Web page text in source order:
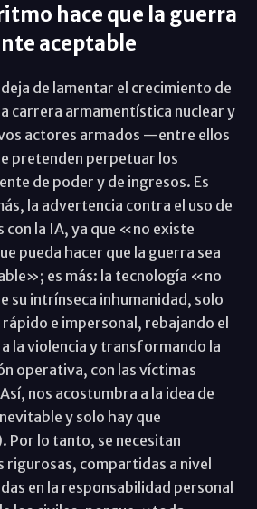
hace que la guerra
aceptable
de lamentar el crecimiento de
carrera armamentística nuclear y
actores armados —entre ellos
pretenden perpetuar los
de poder y de ingresos. Es
la advertencia contra el uso de
con la IA, ya que «no existe
pueda hacer que la guerra sea
es más: la tecnología «no
su intrínseca inhumanidad, solo
e impersonal, rebajando el
la violencia y transformando la
operativa, con las víctimas
nos acostumbra a la idea de
y solo hay que
lo tanto, se necesitan
rigurosas, compartidas a nivel
en la responsabilidad personal